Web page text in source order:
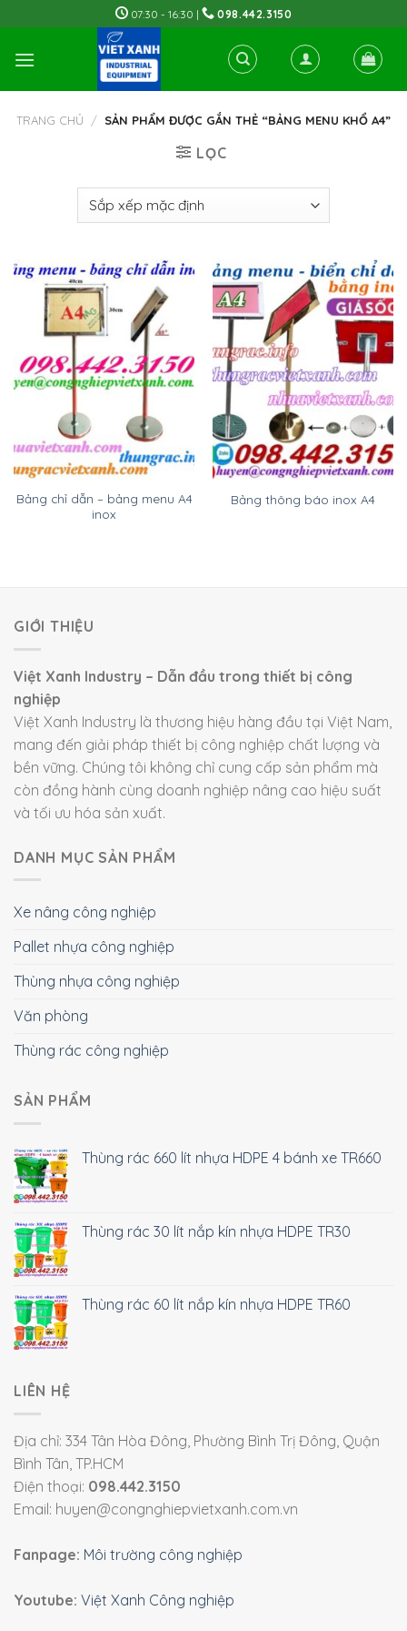
to
content
07:30 - 16:30 | 098.442.3150
TRANG CHỦ / SẢN PHẨM ĐƯỢC GẮN THẺ “BẢNG MENU KHỔ A4”
LỌC
Bảng chỉ dẫn – bảng menu A4
inox
Bảng thông báo inox A4
GIỚI THIỆU
Việt Xanh Industry – Dẫn đầu trong thiết bị công
nghiệp
Việt Xanh Industry là thương hiệu hàng đầu tại Việt Nam,
mang đến giải pháp thiết bị công nghiệp chất lượng và
bền vững. Chúng tôi không chỉ cung cấp sản phẩm mà
còn đồng hành cùng doanh nghiệp nâng cao hiệu suất
và tối ưu hóa sản xuất.
DANH MỤC SẢN PHẨM
Xe nâng công nghiệp
Pallet nhựa công nghiệp
Thùng nhựa công nghiệp
Văn phòng
Thùng rác công nghiệp
SẢN PHẨM
Thùng rác 660 lít nhựa HDPE 4 bánh xe TR660
Thùng rác 30 lít nắp kín nhựa HDPE TR30
Thùng rác 60 lít nắp kín nhựa HDPE TR60
LIÊN HỆ
Địa chỉ: 334 Tân Hòa Đông, Phường Bình Trị Đông, Quận
Bình Tân, TP.HCM
Điện thoại: 098.442.3150
Email: huyen@congnghiepvietxanh.com.vn
Fanpage: Môi trường công nghiệp
Youtube: Việt Xanh Công nghiệp